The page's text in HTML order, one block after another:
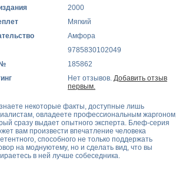
2000
Мягкий
Амфора
9785830102049
185862
Нет отзывов. Добавить отзыв
первым.
некоторые факты, доступные лишь
овладеете профессиональным жаргоном,
сразу выдает опытного эксперта. Блеф-серия
вам произвести впечатление человека
способного не только поддержать
на моднуютему, но и сделать вид, что вы
в ней лучше собеседника.